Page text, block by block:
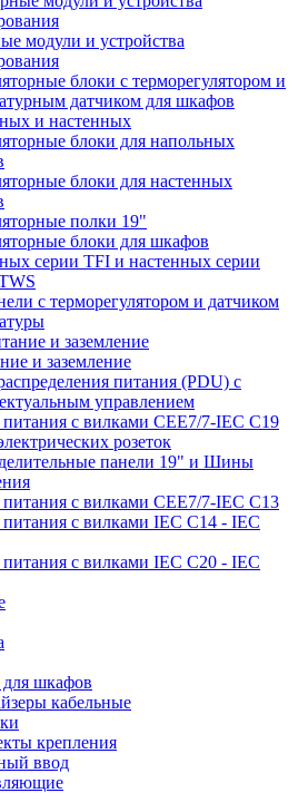
модули и устройства
блоки с терморегулятором и
датчиком для шкафов
и настенных
блоки для напольных
блоки для настенных
полки 19"
блоки для шкафов
серии TFI и настенных серии
с терморегулятором и датчиком
и заземление
питания (PDU) с
управлением
питания с вилками CEE7/7-IEC C19
розеток
панели 19" и Шины
питания с вилками CEE7/7-IEC C13
питания с вилками IEC C14 - IEC
питания с вилками IEC C20 - IEC
шкафов
кабельные
крепления
ввод